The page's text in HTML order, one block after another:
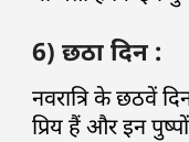
6) छठा दिन :
नवरात्रि के छठवें
प्रिय हैं और इन